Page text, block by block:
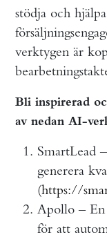
stödja och
verktygen är
Bli inspirerad
av nedan AI-
SmartLead
generera
(https://
Apollo –
för att